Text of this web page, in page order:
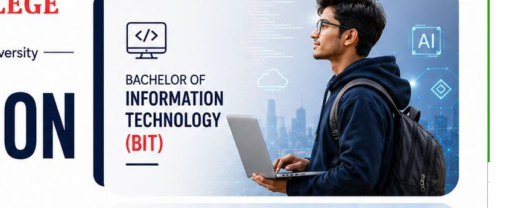
निर्वाचनको मध्यनजर गर्दै जसपा नेपालका अध्यक्ष उपेन्द्र
गरेको छ।
दिपिनदेव यादवको अध्यक्षतामा भएको क्षेत्रीय भेलाबाट अगामी
९ जनाको नाम जिल्ला समितिमा सिफारिस गर्ने निर्णय
भर्खरै